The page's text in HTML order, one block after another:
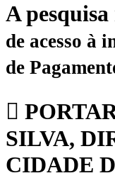
A
de acesso à
de
SILVA,
CIDADE